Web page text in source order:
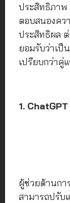
ประสิทธิภาพ
ตอบสนองคว
ประสิทธิผล
ยอมรับว่าเป็
เปรียบกว่าคู่
1. ChatGPT
ผู้ช่วยด้านกา
สามารถปรับ